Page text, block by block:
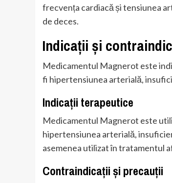
frecvența cardiacă și tensiunea
de deces.
Indicații și
Medicamentul Magnerot este
fi hipertensiunea arterială,
Indicații terapeutice
Medicamentul Magnerot este
hipertensiunea arterială,
asemenea utilizat în tratamentul
Contraindicații și precauții